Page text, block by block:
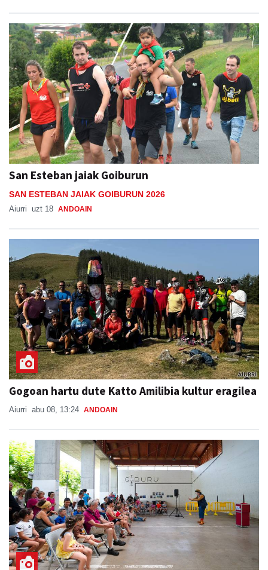
San Esteban jaiak Goiburun
SAN ESTEBAN JAIAK GOIBURUN 2026
Aiurri uzt 18 ANDOAIN
Gogoan hartu dute Katto Amilibia kultur eragilea
Aiurri abu 08, 13:24 ANDOAIN